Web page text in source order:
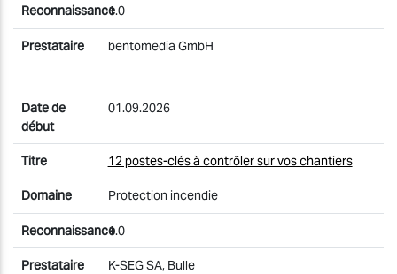
1.0
bentomedia GmbH
01.09.2026
12 postes-clés à contrôler sur vos chantiers
Protection incendie
1.0
K-SEG SA, Bulle